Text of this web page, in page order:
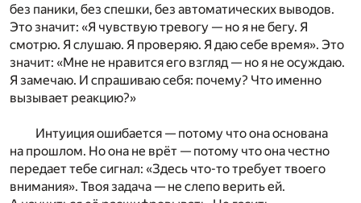
без паники, без спешки, без автоматических выводов.
Это значит: «Я чувствую тревогу — но я не бегу. Я
смотрю. Я слушаю. Я проверяю. Я даю себе время». Это
значит: «Мне не нравится его взгляд — но я не осуждаю.
Я замечаю. И спрашиваю себя: почему? Что именно
вызывает реакцию?»
Интуиция ошибается — потому что она основана
на прошлом. Но она не врёт — потому что она честно
передает тебе сигнал: «Здесь что-то требует твоего
внимания». Твоя задача — не слепо верить ей.